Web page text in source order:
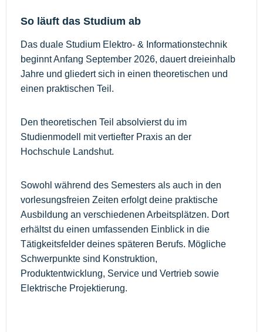
So läuft das Studium ab
Das duale Studium Elektro- & Informationstechnik
beginnt Anfang September 2026, dauert dreieinhalb
Jahre und gliedert sich in einen theoretischen und
einen praktischen Teil.
Den theoretischen Teil absolvierst du im
Studienmodell mit vertiefter Praxis an der
Hochschule Landshut.
Sowohl während des Semesters als auch in den
vorlesungsfreien Zeiten erfolgt deine praktische
Ausbildung an verschiedenen Arbeitsplätzen. Dort
erhältst du einen umfassenden Einblick in die
Tätigkeitsfelder deines späteren Berufs. Mögliche
Schwerpunkte sind Konstruktion,
Produktentwicklung, Service und Vertrieb sowie
Elektrische Projektierung.